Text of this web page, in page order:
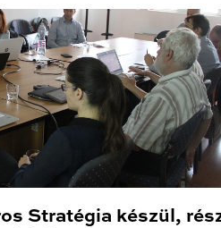
Stratégia készül,